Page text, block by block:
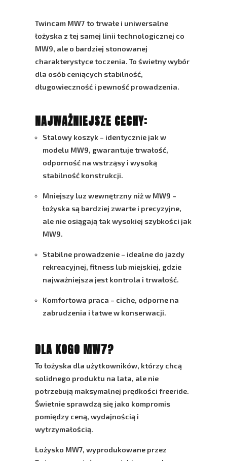
Twincam MW7 to trwałe i uniwersalne
łożyska z tej samej linii technologicznej co
MW9, ale o bardziej stonowanej
charakterystyce toczenia. To świetny wybór
dla osób ceniących stabilność,
długowieczność i pewność prowadzenia.
NAJWAŻNIEJSZE CECHY:
Stalowy koszyk – identycznie jak w
modelu MW9, gwarantuje trwałość,
odporność na wstrząsy i wysoką
stabilność konstrukcji.
Mniejszy luz wewnętrzny niż w MW9 –
łożyska są bardziej zwarte i precyzyjne,
ale nie osiągają tak wysokiej szybkości jak
MW9.
Stabilne prowadzenie – idealne do jazdy
rekreacyjnej, fitness lub miejskiej, gdzie
najważniejsza jest kontrola i trwałość.
Komfortowa praca – ciche, odporne na
zabrudzenia i łatwe w konserwacji.
DLA KOGO MW7?
To łożyska dla użytkowników, którzy chcą
solidnego produktu na lata, ale nie
potrzebują maksymalnej prędkości freeride.
Świetnie sprawdzą się jako kompromis
pomiędzy ceną, wydajnością i
wytrzymałością.
Łożysko MW7, wyprodukowane przez